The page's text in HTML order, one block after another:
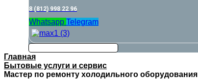
8 (812) 998 22 96
Whatsapp Telegram
Главная
Бытовые услуги и сервис
Мастер по ремонту холодильного оборудования